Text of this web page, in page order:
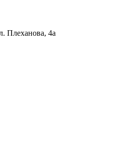
Плеханова, 4а